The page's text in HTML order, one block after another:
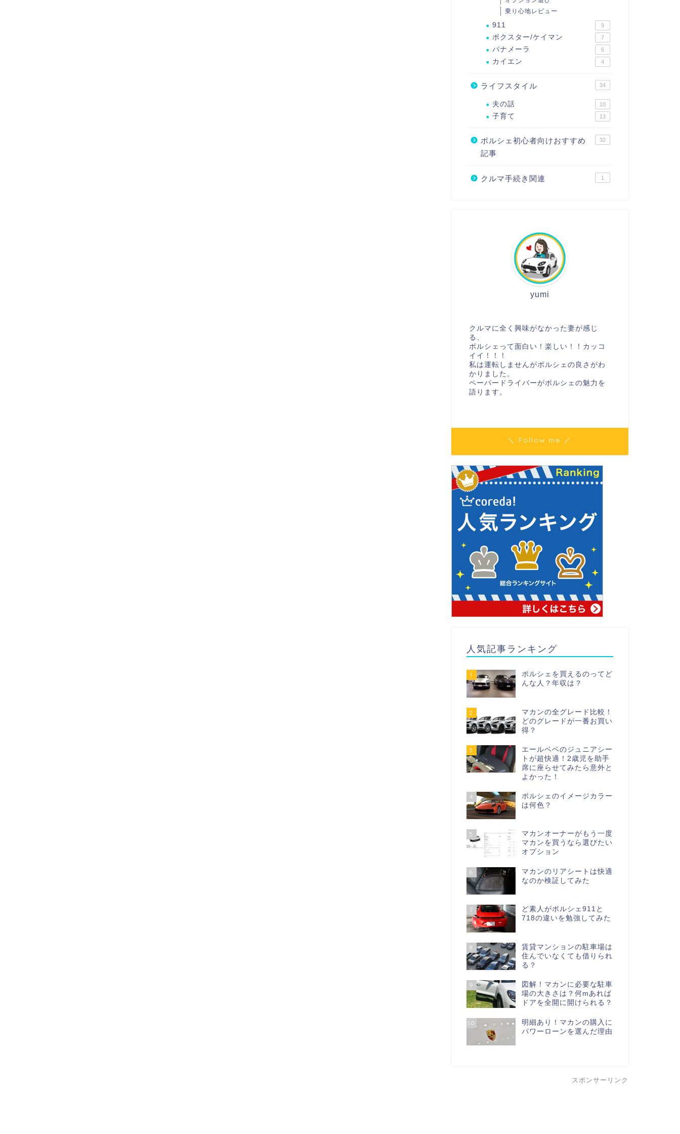
乗り心地レビュー
911 9
ボクスター/ケイマン 7
パナメーラ 6
カイエン 4
ライフスタイル 34
夫の話 10
子育て 13
ポルシェ初心者向けおすすめ
記事
32
クルマ手続き関連 1
yumi
クルマに全く興味がなかった妻が感じ
る、
ポルシェって面白い！楽しい！！カッコ
イイ！！！
私は運転しませんがポルシェの良さがわ
かりました。
ペーパードライバーがポルシェの魅力を
語ります。
＼ Follow me ／
人気記事ランキング
1
ポルシェを買えるのってど
んな人？年収は？
2
マカンの全グレード比較！
どのグレードが一番お買い
得？
3
エールベベのジュニアシー
トが超快適！2歳児を助手
席に座らせてみたら意外と
よかった！
4
ポルシェのイメージカラー
は何色？
5
マカンオーナーがもう一度
マカンを買うなら選びたい
オプション
6
マカンのリアシートは快適
なのか検証してみた
7
ど素人がポルシェ911と
718の違いを勉強してみた
8
賃貸マンションの駐車場は
住んでいなくても借りられ
る？
9
図解！マカンに必要な駐車
場の大きさは？何mあれば
ドアを全開に開けられる？
10
明細あり！マカンの購入に
パワーローンを選んだ理由
スポンサーリンク